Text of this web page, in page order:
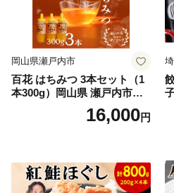
岡山県瀬戸内市
百花 はちみつ 3本セット（1
本300g）岡山県 瀬戸内市産
石黒農園 ヨーグルト パン 砂
糖の代わり 香り高い いい香
16,000円